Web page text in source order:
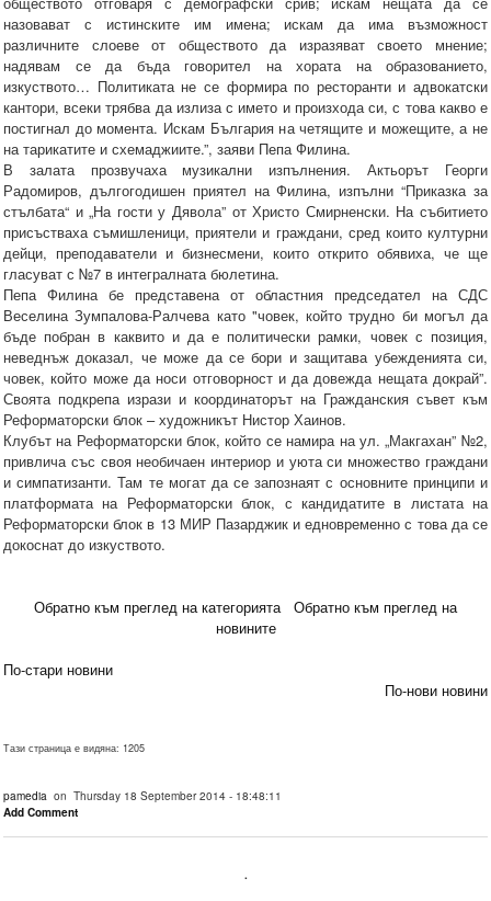
назовават с истинските им имена; искам да има възможност
различните слоеве от обществото да изразяват своето мнение;
надявам се да бъда говорител на хората на образованието,
изкуството… Политиката не се формира по ресторанти и адвокатски
кантори, всеки трябва да излиза с името и произхода си, с това какво е
постигнал до момента. Искам България на четящите и можещите, а не
на тарикатите и схемаджиите.”, заяви Пепа Филина.
В залата прозвучаха музикални изпълнения. Актьорът Георги
Радомиров, дългогодишен приятел на Филина, изпълни “Приказка за
стълбата“ и „На гости у Дявола” от Христо Смирненски. На събитието
присъстваха съмишленици, приятели и граждани, сред които културни
дейци, преподаватели и бизнесмени, които открито обявиха, че ще
гласуват с №7 в интегралната бюлетина.
Пепа Филина бе представена от областния председател на СДС
Веселина Зумпалова-Ралчева като "човек, който трудно би могъл да
бъде побран в каквито и да е политически рамки, човек с позиция,
неведнъж доказал, че може да се бори и защитава убежденията си,
човек, който може да носи отговорност и да довежда нещата докрай”.
Своята подкрепа изрази и координаторът на Гражданския съвет към
Реформаторски блок – художникът Нистор Хаинов.
Клубът на Реформаторски блок, който се намира на ул. „Макгахан” №2,
привлича със своя необичаен интериор и уюта си множество граждани
и симпатизанти. Там те могат да се запознаят с основните принципи и
платформата на Реформаторски блок, с кандидатите в листата на
Реформаторски блок в 13 МИР Пазарджик и едновременно с това да се
докоснат до изкуството.
Обратно към преглед на категорията
Обратно към преглед на
новините
По-стари новини
По-нови новини
Тази страница е видяна: 1205
pamedia on Thursday 18 September 2014 - 18:48:11
Add Comment
.